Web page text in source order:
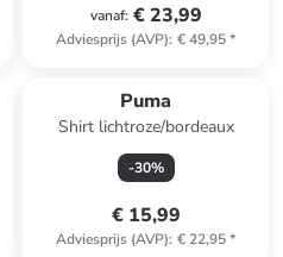
vanaf: € 23,99
Adviesprijs (AVP): € 49,95*
Puma
Shirt lichtroze/bordeaux
-30%
€ 15,99
Adviesprijs (AVP): € 22,95*